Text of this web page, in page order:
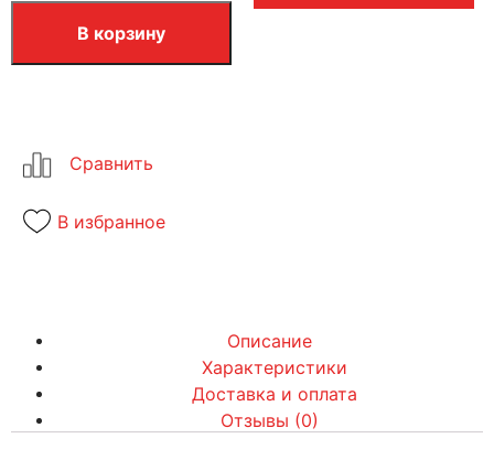
В корзину
В избранное
Описание
Характеристики
Доставка и оплата
Отзывы (0)